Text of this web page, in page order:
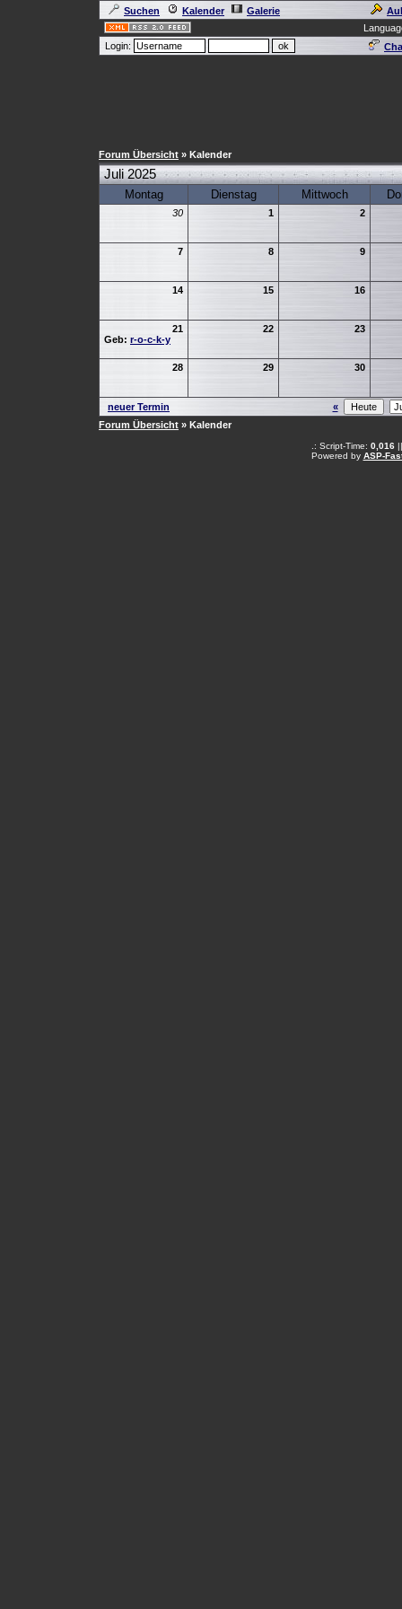
Suchen Kalender Galerie
Login:
Forum Übersicht » Kalender
Juli 2025
Montag Dienstag Mittwoch
30 1 2
7 8 9
14 15 16
21
Geb: r-o-c-k-y
22 23
28 29 30
neuer Termin
«
Forum Übersicht » Kalender
.: Script-Time: 0,016||
Powered by ASP-